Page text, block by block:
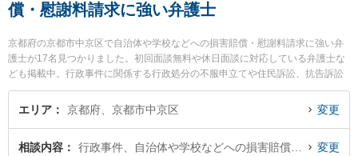
償・慰謝料請求に強い弁護士
京都府の京都市中京区で自治体や学校などへの損害賠償・慰謝料請求に強い弁
護士が17名見つかりました。初回面談無料や休日面談に対応している弁護士な
ども掲載中。行政事件に関係する行政処分の不服申立てや住民訴訟、抗告訴訟
（処分取り消し等）等の細かな分野での絞り込み検索もでき便利です。特に弁
護士法人本江法律事務所 京都オフィスの東 浩作弁護士や京都リレイズ法律事務
生した自治体や学校などへの損害賠償・慰謝料請求のトラブルを今すぐに弁護
エリア 京都府、京都市中京区 変更
相談内容 変更